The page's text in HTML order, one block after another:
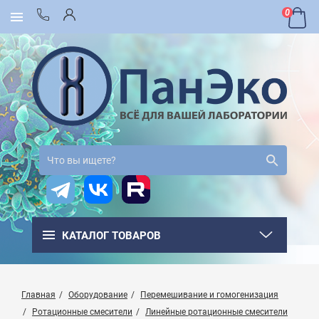
0
КАТАЛОГ ТОВАРОВ
Главная Оборудование
Перемешивание и гомогенизация
Ротационные смесители
Линейные ротационные смесители